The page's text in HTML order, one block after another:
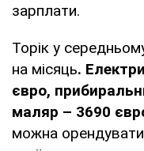
зарплати.
Торік у
на місяць.
євро,
маляр – 3690
можна